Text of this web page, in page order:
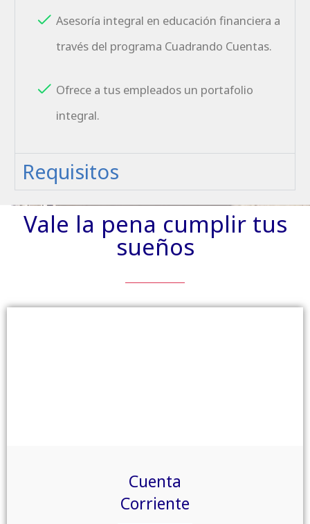
Asesoría integral en educación financiera a
través del programa Cuadrando Cuentas.
Ofrece a tus empleados un portafolio
integral.
Requisitos
Vale la pena cumplir tus
sueños
Cuenta
Corriente